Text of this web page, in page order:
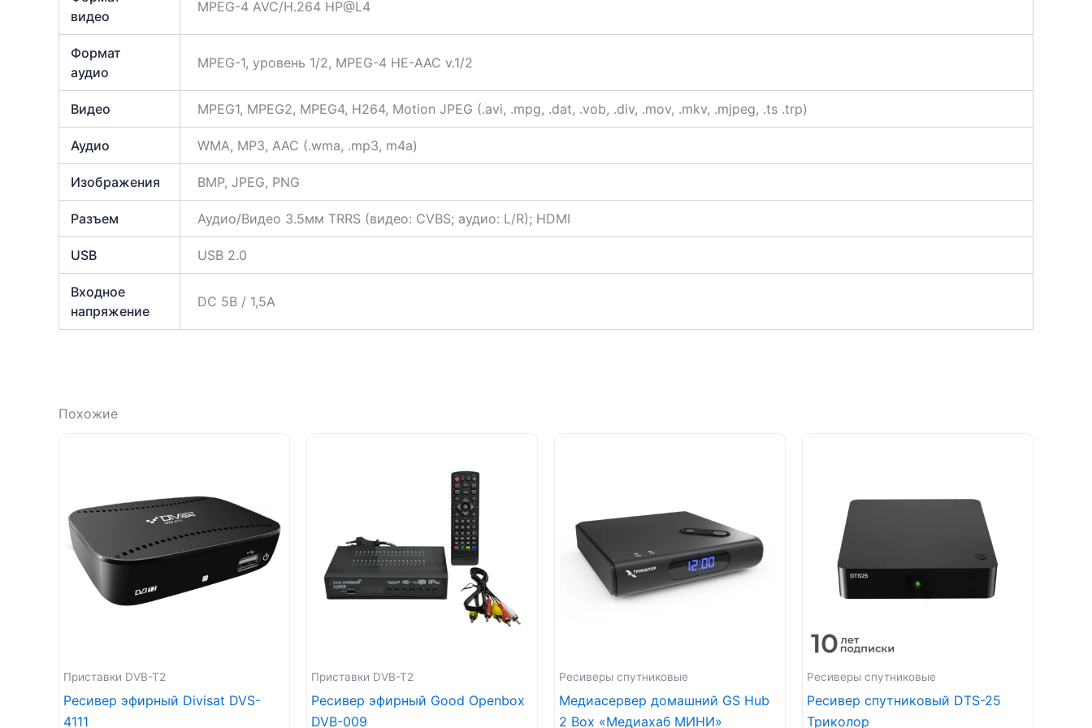
видео
MPEG-4 AVC/H.264 HP@L4
Формат
аудио
MPEG-1, уровень 1/2, MPEG-4 HE-AAC v.1/2
Видео MPEG1, MPEG2, MPEG4, H264, Motion JPEG (.avi, .mpg, .dat, .vob, .div, .mov, .mkv, .mjpeg, .ts .trp)
Аудио WMA, MP3, AAC (.wma, .mp3, m4a)
Изображения BMP, JPEG, PNG
Разъем Аудио/Видео 3.5мм TRRS (видео: CVBS; аудио: L/R); HDMI
USB USB 2.0
Входное
напряжение
DC 5В / 1,5A
Похожие
Приставки DVB-T2
Ресивер эфирный Divisat DVS-
4111
Приставки DVB-T2
Ресивер эфирный Good Openbox
DVB-009
Ресиверы спутниковые
Медиасервер домашний GS Hub
2 Box «Медиахаб МИНИ»
Ресиверы спутниковые
Ресивер спутниковый DTS-25
Триколор